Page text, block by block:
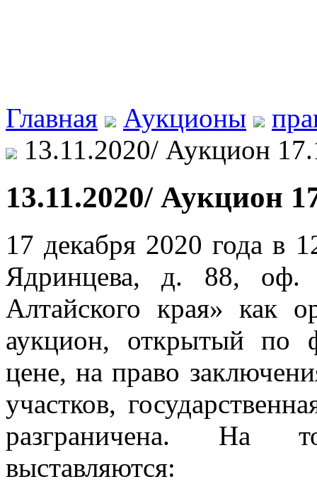
Главная Аукционы
13.11.2020/ Аукцион
13.11.2020/ Аукцион
17 декабря 2020 года в
Ядринцева, д. 88,
Алтайского края» как
аукцион, открытый по
цене, на право
участков,
разграничена. На
выставляются: